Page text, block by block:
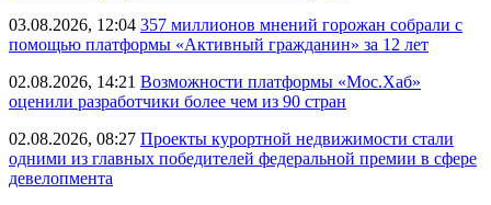
03.08.2026, 12:04 357 миллионов мнений горожан собрали с
помощью платформы «Активный гражданин» за 12 лет
02.08.2026, 14:21 Возможности платформы «Мос.Хаб»
оценили разработчики более чем из 90 стран
02.08.2026, 08:27 Проекты курортной недвижимости стали
одними из главных победителей федеральной премии в сфере
девелопмента